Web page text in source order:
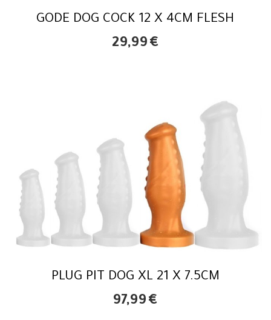
GODE DOG COCK 12 X 4CM FLESH
29,99 €
PLUG PIT DOG XL 21 X 7.5CM
97,99 €